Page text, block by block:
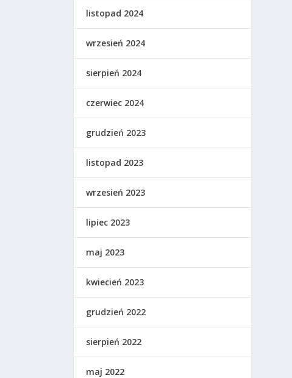
listopad 2024
wrzesień 2024
sierpień 2024
czerwiec 2024
grudzień 2023
listopad 2023
wrzesień 2023
lipiec 2023
maj 2023
kwiecień 2023
grudzień 2022
sierpień 2022
maj 2022